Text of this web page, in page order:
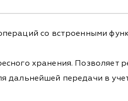
со встроенными
хранения. Позволяет
дальнейшей передачи в